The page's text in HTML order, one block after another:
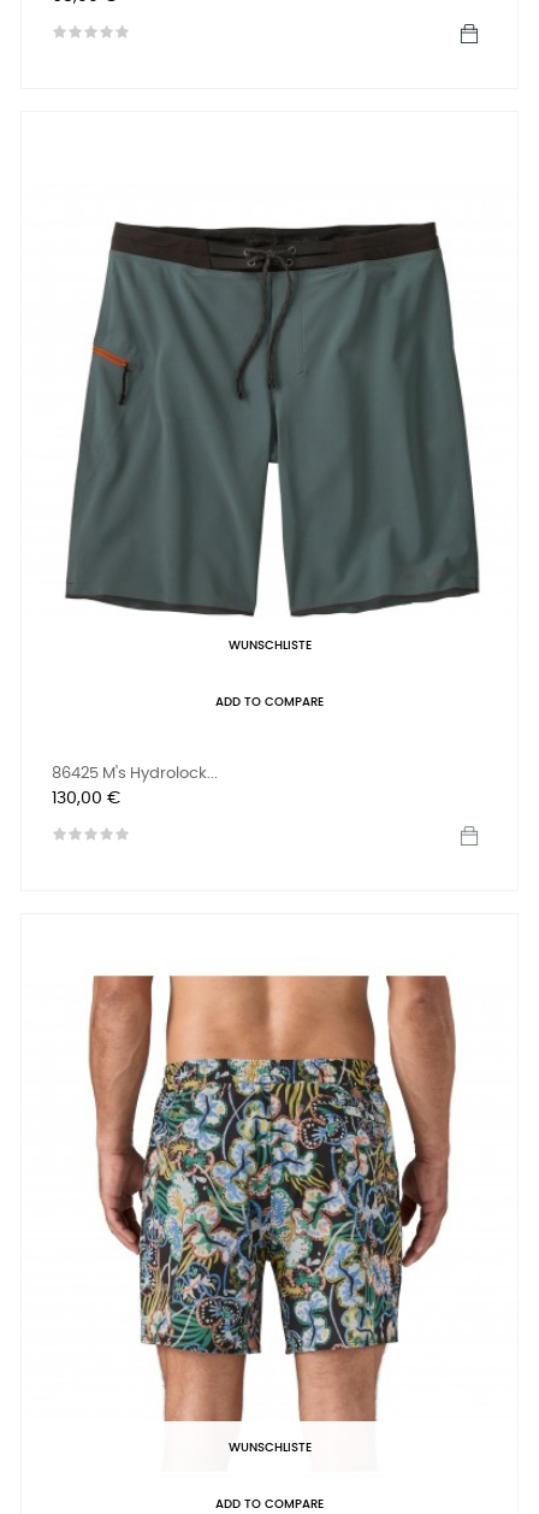
WUNSCHLISTE
ADD TO COMPARE
86425 M's Hydrolock...
Preis
130,00 €
WUNSCHLISTE
ADD TO COMPARE